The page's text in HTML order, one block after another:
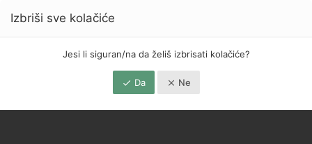
Izbriši sve kolačiće
Jesi li siguran/na da želiš izbrisati kolačiće?
Da Ne